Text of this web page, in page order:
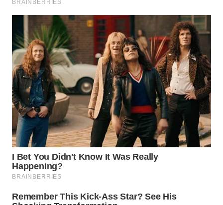
WN
TEBING
TINGGI
WN
PAKPAK
WN
KARAWANG
WN
BEKASI
WN
BOGOR
WN